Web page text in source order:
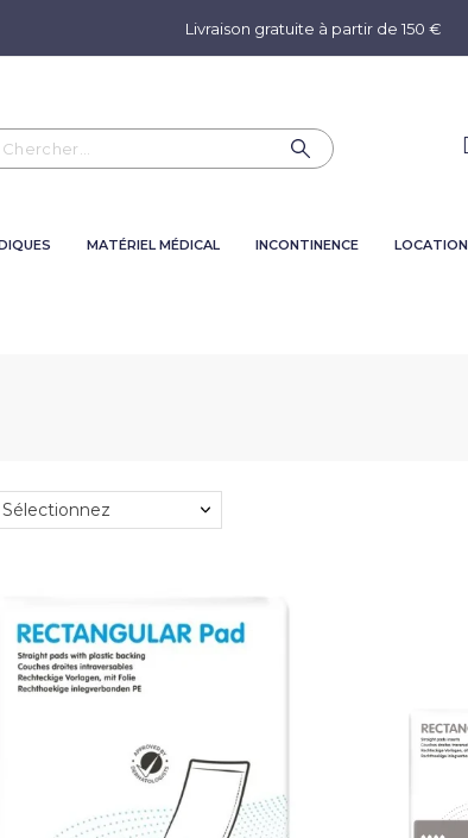
Livraison gratuite à partir de 150 €
MATÉRIEL MÉDICAL INCONTINENCE LOCATION
Sélectionnez